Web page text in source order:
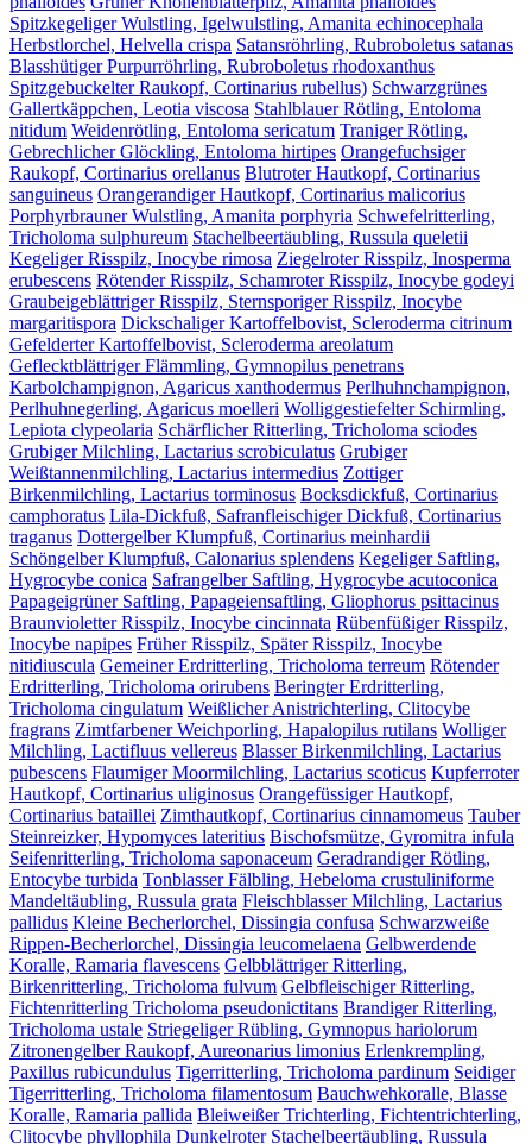
Spitzkegeliger Wulstling, Igelwulstling, Amanita echinocephala
Herbstlorchel, Helvella crispa Satansröhrling, Rubroboletus satanas
Blasshütiger Purpurröhrling, Rubroboletus rhodoxanthus
Spitzgebuckelter Raukopf, Cortinarius rubellus) Schwarzgrünes
Gallertkäppchen, Leotia viscosa Stahlblauer Rötling, Entoloma
nitidum Weidenrötling, Entoloma sericatum Traniger Rötling,
Gebrechlicher Glöckling, Entoloma hirtipes Orangefuchsiger
Raukopf, Cortinarius orellanus Blutroter Hautkopf, Cortinarius
sanguineus Orangerandiger Hautkopf, Cortinarius malicorius
Porphyrbrauner Wulstling, Amanita porphyria Schwefelritterling,
Tricholoma sulphureum Stachelbeertäubling, Russula queletii
Kegeliger Risspilz, Inocybe rimosa Ziegelroter Risspilz, Inosperma
erubescens Rötender Risspilz, Schamroter Risspilz, Inocybe godeyi
Graubeigeblättriger Risspilz, Sternsporiger Risspilz, Inocybe
margaritispora Dickschaliger Kartoffelbovist, Scleroderma citrinum
Gefelderter Kartoffelbovist, Scleroderma areolatum
Geflecktblättriger Flämmling, Gymnopilus penetrans
Karbolchampignon, Agaricus xanthodermus Perlhuhnchampignon,
Perlhuhnegerling, Agaricus moelleri Wolliggestiefelter Schirmling,
Lepiota clypeolaria Schärflicher Ritterling, Tricholoma sciodes
Grubiger Milchling, Lactarius scrobiculatus Grubiger
Weißtannenmilchling, Lactarius intermedius Zottiger
Birkenmilchling, Lactarius torminosus Bocksdickfuß, Cortinarius
camphoratus Lila-Dickfuß, Safranfleischiger Dickfuß, Cortinarius
traganus Dottergelber Klumpfuß, Cortinarius meinhardii
Schöngelber Klumpfuß, Calonarius splendens Kegeliger Saftling,
Hygrocybe conica Safrangelber Saftling, Hygrocybe acutoconica
Papageigrüner Saftling, Papageiensaftling, Gliophorus psittacinus
Braunvioletter Risspilz, Inocybe cincinnata Rübenfüßiger Risspilz,
Inocybe napipes Früher Risspilz, Später Risspilz, Inocybe
nitidiuscula Gemeiner Erdritterling, Tricholoma terreum Rötender
Erdritterling, Tricholoma orirubens Beringter Erdritterling,
Tricholoma cingulatum Weißlicher Anistrichterling, Clitocybe
fragrans Zimtfarbener Weichporling, Hapalopilus rutilans Wolliger
Milchling, Lactifluus vellereus Blasser Birkenmilchling, Lactarius
pubescens Flaumiger Moormilchling, Lactarius scoticus Kupferroter
Hautkopf, Cortinarius uliginosus Orangefüssiger Hautkopf,
Cortinarius bataillei Zimthautkopf, Cortinarius cinnamomeus Tauber
Steinreizker, Hypomyces lateritius Bischofsmütze, Gyromitra infula
Seifenritterling, Tricholoma saponaceum Geradrandiger Rötling,
Entocybe turbida Tonblasser Fälbling, Hebeloma crustuliniforme
Mandeltäubling, Russula grata Fleischblasser Milchling, Lactarius
pallidus Kleine Becherlorchel, Dissingia confusa Schwarzweiße
Rippen-Becherlorchel, Dissingia leucomelaena Gelbwerdende
Koralle, Ramaria flavescens Gelbblättriger Ritterling,
Birkenritterling, Tricholoma fulvum Gelbfleischiger Ritterling,
Fichtenritterling Tricholoma pseudonictitans Brandiger Ritterling,
Tricholoma ustale Striegeliger Rübling, Gymnopus hariolorum
Zitronengelber Raukopf, Aureonarius limonius Erlenkrempling,
Paxillus rubicundulus Tigerritterling, Tricholoma pardinum Seidiger
Tigerritterling, Tricholoma filamentosum Bauchwehkoralle, Blasse
Koralle, Ramaria pallida Bleiweißer Trichterling, Fichtentrichterling,
Clitocybe phyllophila Dunkelroter Stachelbeertäubling, Russula